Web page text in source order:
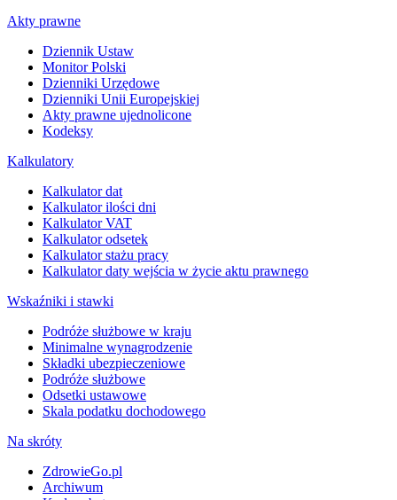
Akty prawne
Dziennik Ustaw
Monitor Polski
Dzienniki Urzędowe
Dzienniki Unii Europejskiej
Akty prawne ujednolicone
Kodeksy
Kalkulatory
Kalkulator dat
Kalkulator ilości dni
Kalkulator VAT
Kalkulator odsetek
Kalkulator stażu pracy
Kalkulator daty wejścia w życie aktu prawnego
Wskaźniki i stawki
Podróże służbowe w kraju
Minimalne wynagrodzenie
Składki ubezpieczeniowe
Podróże służbowe
Odsetki ustawowe
Skala podatku dochodowego
Na skróty
ZdrowieGo.pl
Archiwum